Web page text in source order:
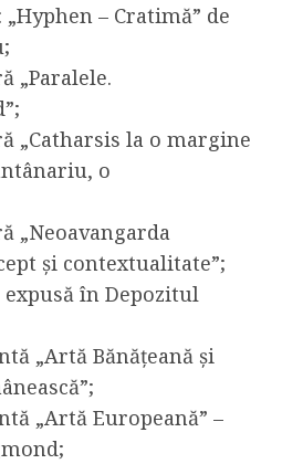
– Cratimă” de
„Paralele.
„Catharsis la o margine
o
„Neoavangarda
și contextualitate”;
expusă în Depozitul
„Artă Bănățeană și
„Artă Europeană” –